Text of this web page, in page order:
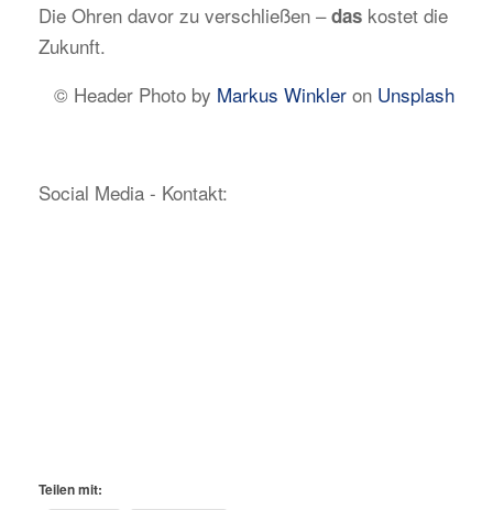
Die Ohren davor zu verschließen –das kostet die
Zukunft.
© Header Photo by Markus Winkler on Unsplash
Social Media - Kontakt:
Teilen mit: